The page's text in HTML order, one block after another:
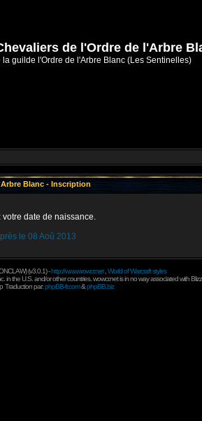
de l'Ordre de l'Arbre
la guilde l'Ordre de l'Arbre Blanc (Les Sentinelles)
Blanc - Inscription
votre date de naissance.
le 08 Aoû 2013
) (v3.0.1) -http://www.wowcr.net, World of Warcraft styles
the U.S. and/or other countries. wowcr.net is in no way associated with
Traduction par:phpBB-fr.com&phpBB.biz